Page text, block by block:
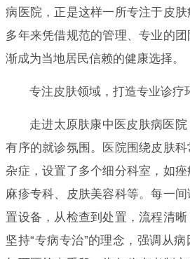
病医院，正是这样一所专注于皮肤
多年来凭借规范的管理、专业的
渐成为当地居民信赖的健康选择。
专注皮肤领域，打造专业诊疗
走进太原肤康中医皮肤病医
有序的就诊氛围。医院围绕皮肤
杂症，设置了多个细分科室，如
麻疹专科、皮肤美容科等。每一
置设备，从检查到处置，流程清
坚持“专病专治”的理念，强调从